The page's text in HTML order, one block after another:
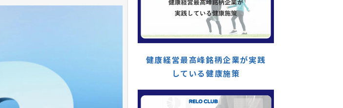
健康経営最高峰銘柄企業が実践
している健康施策